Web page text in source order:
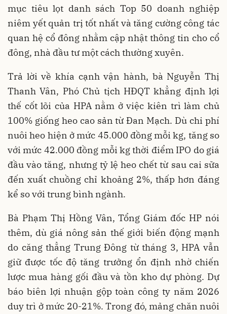
mục tiêu lọt danh sách Top 50 doanh nghiệp
niêm yết quản trị tốt nhất và tăng cường công tác
quan hệ cổ đông nhằm cập nhật thông tin cho cổ
đông, nhà đầu tư một cách thường xuyên.
Trả lời về khía cạnh vận hành, bà Nguyễn Thị
Thanh Vân, Phó Chủ tịch HĐQT khẳng định lợi
thế cốt lõi của HPA nằm ở việc kiên trì làm chủ
100% giống heo cao sản từ Đan Mạch. Dù chi phí
nuôi heo hiện ở mức 45.000 đồng mỗi kg, tăng so
với mức 42.000 đồng mỗi kg thời điểm IPO do giá
đầu vào tăng, nhưng tỷ lệ heo chết từ sau cai sữa
đến xuất chuồng chỉ khoảng 2%, thấp hơn đáng
kể so với trung bình ngành.
Bà Phạm Thị Hồng Vân, Tổng Giám đốc HP nói
thêm, dù giá nông sản thế giới biến động mạnh
do căng thẳng Trung Đông từ tháng 3, HPA vẫn
giữ được tốc độ tăng trưởng ổn định nhờ chiến
lược mua hàng gối đầu và tồn kho dự phòng. Dự
báo biên lợi nhuận gộp toàn công ty năm 2026
duy trì ở mức 20-21%. Trong đó, mảng chăn nuôi